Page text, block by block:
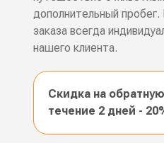
дополнительный
заказа всегда
нашего клиента.
Скидка на
течение 2 дней -